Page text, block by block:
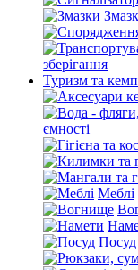
зберігання
Туризм та
ємності
Меблі
Посуд